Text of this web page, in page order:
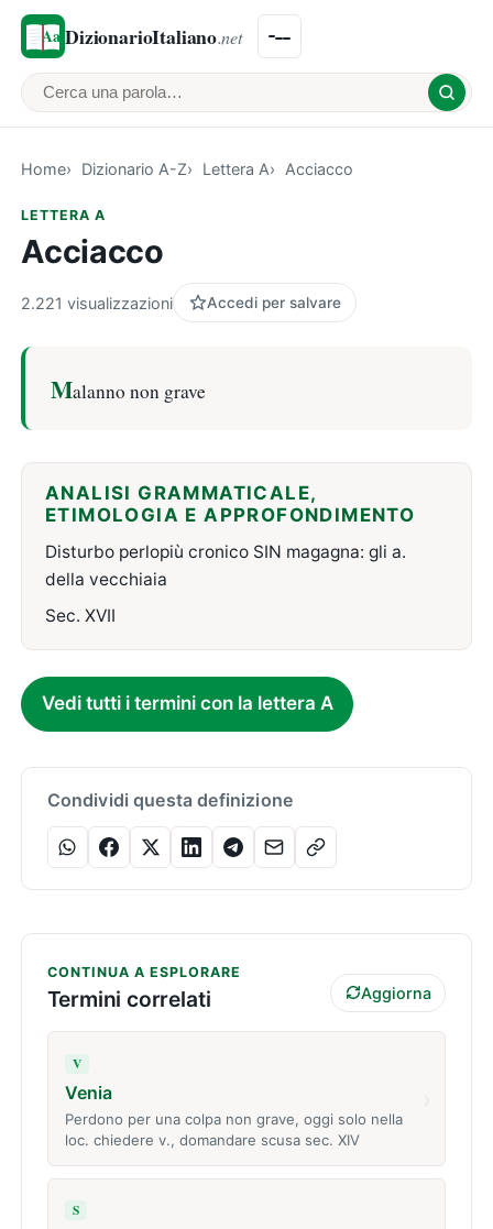
DizionarioItaliano.net
Cerca una parola
Home Dizionario A-Z Lettera A Acciacco
LETTERA A
Acciacco
2.221 visualizzazioni Accedi per salvare
Malanno non grave
ANALISI GRAMMATICALE,
ETIMOLOGIA E APPROFONDIMENTO
Disturbo perlopiù cronico SIN magagna: gli a.
della vecchiaia
Sec. XVII
Vedi tutti i termini con la lettera A
Condividi questa definizione
CONTINUA A ESPLORARE
Termini correlati Aggiorna
V
Venia
Perdono per una colpa non grave, oggi solo nella
loc. chiedere v., domandare scusa sec. XIV
S